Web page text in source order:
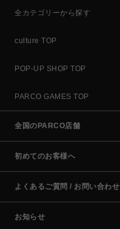
全カテゴリーから探す
culture TOP
POP-UP SHOP TOP
PARCO GAMES TOP
全国のPARCO店舗
初めてのお客様へ
よくあるご質問 / お問い合わせ
お知らせ